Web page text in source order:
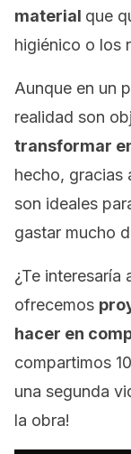
material que
higiénico o los
Aunque en un
realidad son
transformar
hecho, gracias
son ideales
gastar mucho
¿Te interesaría
ofrecemos
hacer en
compartimos
una segunda
la obra!